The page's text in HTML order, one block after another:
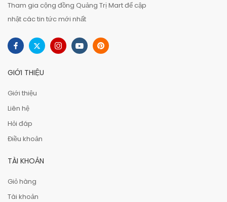
Tham gia cộng đồng Quảng Trị Mart để cập
nhật các tin tức mới nhất
GIỚI THIỆU
Giới thiệu
Liên hệ
Hỏi đáp
Điều khoản
TÀI KHOẢN
Giỏ hàng
Tài khoản